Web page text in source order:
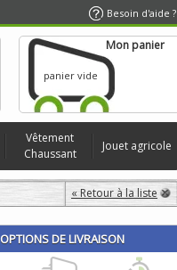
Besoin d'aide ?
Mon panier
panier vide
Vêtement
Chaussant
Jouet agricole
« Retour à la liste
OPTIONS DE LIVRAISON